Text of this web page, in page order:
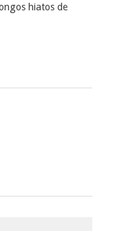
hiatos de